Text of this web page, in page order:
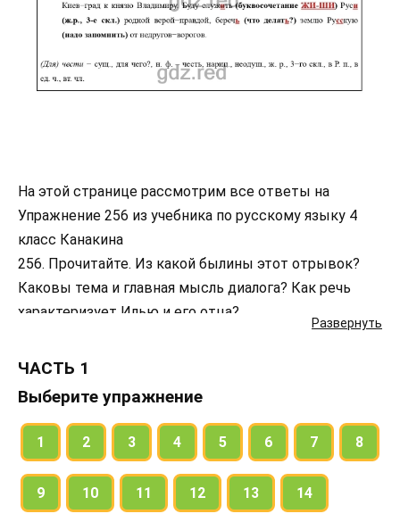
Развернуть
На этой странице рассмотрим все ответы на
Упражнение 256 из учебника по русскому языку 4
класс Канакина
256. Прочитайте. Из какой былины этот отрывок?
Каковы тема и главная мысль диалога? Как речь
характеризует Илью и его отца?
употребления. Что они обозначают?
вставляя пропущенные буквы.
ЧАСТЬ 1
Выберите упражнение
1 2 3 4 5 6 7 8
9 10 11 12 13 14